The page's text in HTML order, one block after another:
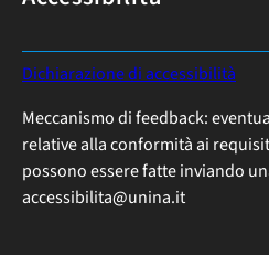
Dichiarazione di accessibilità
I
R
S
Meccanismo di feedback:
relative alla conformità ai
possono essere fatte inviando
accessibilita@unina.it